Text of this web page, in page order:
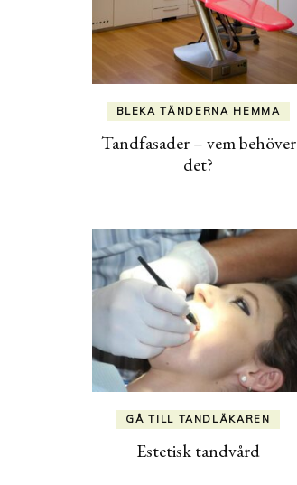
BLEKA TÄNDERNA HEMMA
Tandfasader – vem behöver
det?
GÅ TILL TANDLÄKAREN
Estetisk tandvård